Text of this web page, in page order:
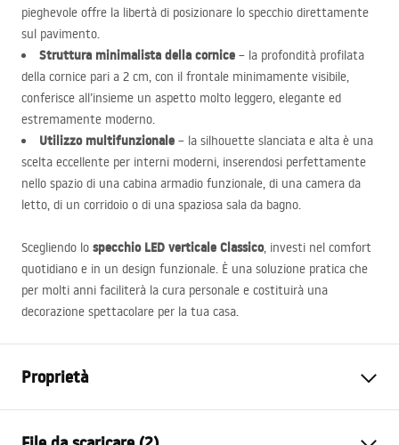
pieghevole offre la libertà di posizionare lo specchio direttamente
sul pavimento.
Struttura minimalista della cornice – la profondità profilata
della cornice pari a 2 cm, con il frontale minimamente visibile,
conferisce all’insieme un aspetto molto leggero, elegante ed
estremamente moderno.
Utilizzo multifunzionale – la silhouette slanciata e alta è una
scelta eccellente per interni moderni, inserendosi perfettamente
nello spazio di una cabina armadio funzionale, di una camera da
letto, di un corridoio o di una spaziosa sala da bagno.
Scegliendo lo specchio LED verticale Classico, investi nel comfort
quotidiano e in un design funzionale. È una soluzione pratica che
per molti anni faciliterà la cura personale e costituirà una
decorazione spettacolare per la tua casa.
Proprietà